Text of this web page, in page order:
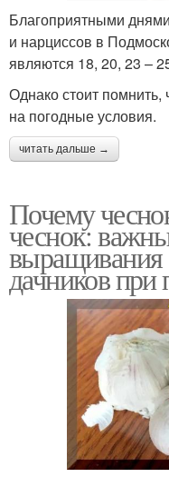
Благоприятными
и нарциссов в
являются 18, 20, 23 –
Однако стоит
на погодные условия.
читать дальше →
Почему
чеснок:
дачников при